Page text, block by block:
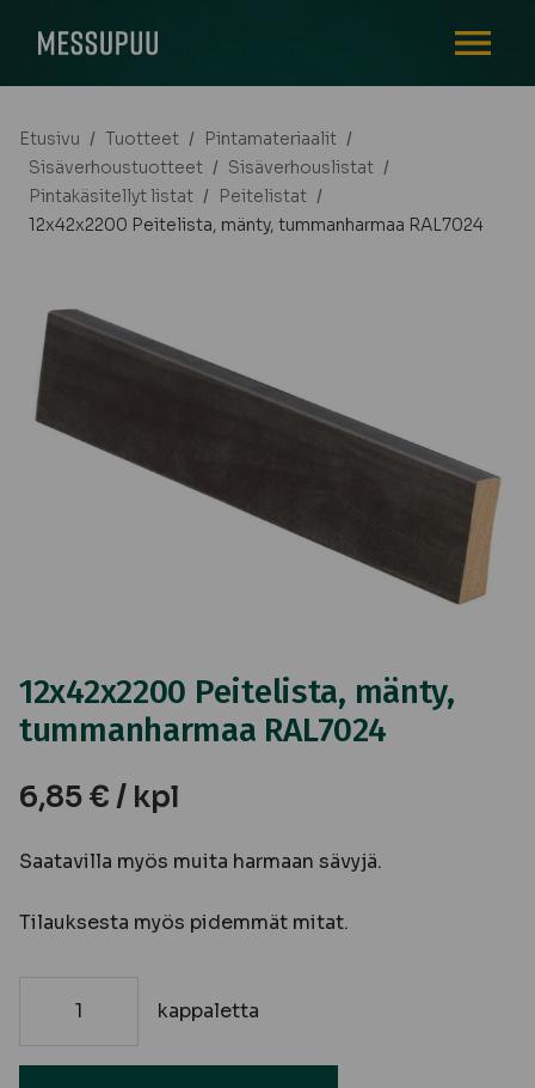
Etusivu / Tuotteet / Pintamateriaalit /
Sisäverhoustuotteet / Sisäverhouslistat /
Pintakäsitellyt listat / Peitelistat /
12x42x2200 Peitelista, mänty, tummanharmaa RAL7024
12x42x2200 Peitelista, mänty,
tummanharmaa RAL7024
6,85 € / kpl
Saatavilla myös muita harmaan sävyjä.
Tilauksesta myös pidemmät mitat.
12x42x2200
kappaletta